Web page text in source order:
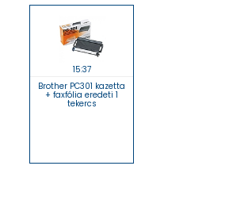
15:37
Brother PC301 kazetta
+ faxfólia eredeti 1
tekercs